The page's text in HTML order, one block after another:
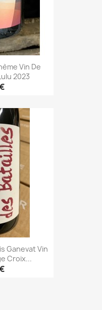
Vin De
2023
Ganevat Vin
Croix...